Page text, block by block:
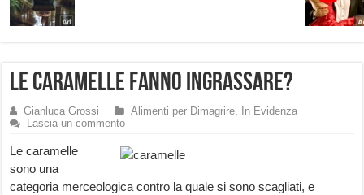
Le Caramelle fanno ingrassare?
Gianluca Grossi Alimenti per Dimagrire,
In Evidenza
Lascia un commento
Le caramelle
sono una
categoria merceologica contro la quale si sono scagliati, e